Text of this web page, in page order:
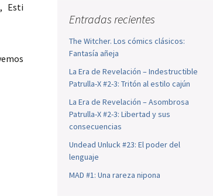
Esti
Entradas recientes
The Witcher. Los cómics clásicos:
Fantasía añeja
La Era de Revelación – Indestructible
Patrulla-X #2-3: Tritón al estilo cajún
La Era de Revelación – Asombrosa
Patrulla-X #2-3: Libertad y sus
consecuencias
Undead Unluck #23: El poder del
lenguaje
MAD #1: Una rareza nipona